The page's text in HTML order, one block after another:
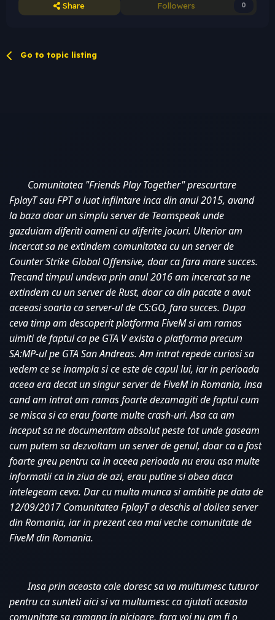
Share Followers 0
Go to topic listing
Comunitatea "Friends Play Together" prescurtare
FplayT sau FPT a luat infiintare inca din anul 2015, avand
la baza doar un simplu server de Teamspeak unde
gazduiam diferiti oameni cu diferite jocuri. Ulterior am
incercat sa ne extindem comunitatea cu un server de
Counter Strike Global Offensive, doar ca fara mare succes.
Trecand timpul undeva prin anul 2016 am incercat sa ne
extindem cu un server de Rust, doar ca din pacate a avut
aceeasi soarta ca server-ul de CS:GO, fara succes. Dupa
ceva timp am descoperit platforma FiveM si am ramas
uimiti de faptul ca pe GTA V exista o platforma precum
SA:MP-ul pe GTA San Andreas. Am intrat repede curiosi sa
vedem ce se inampla si ce este de capul lui, iar in perioada
aceea era decat un singur server de FiveM in Romania, insa
cand am intrat am ramas foarte dezamagiti de faptul cum
se misca si ca erau foarte multe crash-uri. Asa ca am
inceput sa ne documentam absolut peste tot unde gaseam
cum putem sa dezvoltam un server de genul, doar ca a fost
foarte greu pentru ca in aceea perioada nu erau asa multe
informatii ca in ziua de azi, erau putine si abea daca
intelegeam ceva. Dar cu multa munca si ambitie pe data de
12/09/2017 Comunitatea FplayT a deschis al doilea server
din Romania, iar in prezent cea mai veche comunitate de
FiveM din Romania.
Insa prin aceasta cale doresc sa va multumesc tuturor
pentru ca sunteti aici si va multumesc ca ajutati aceasta
comunitate sa ramana in picioare, fara voi nu am fi o